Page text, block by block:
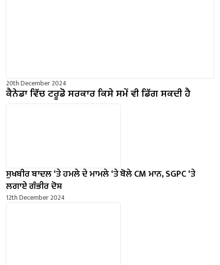
20th December 2024
ਕੈਨੇਡਾ ਵਿੱਚ ਟਰੂਡੋ ਸਰਕਾਰ ਕਿਸੇ ਸਮੇਂ ਵੀ ਡਿੱਗ ਸਕਦੀ ਹੈ
ਸੁਖਬੀਰ ਬਾਦਲ ‘ਤੇ ਹਮਲੇ ਦੇ ਮਾਮਲੇ ‘ਤੇ ਬੋਲੇ ​​CM ਮਾਨ, SGPC ‘ਤੇ
ਲਗਾਏ ਗੰਭੀਰ ਦੋਸ਼
12th December 2024